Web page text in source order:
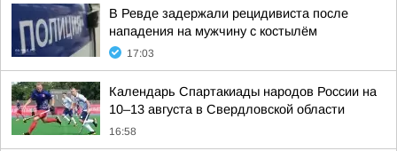
В Ревде задержали рецидивиста после
нападения на мужчину с костылём
17:03
Календарь Спартакиады народов России на
10–13 августа в Свердловской области
16:58